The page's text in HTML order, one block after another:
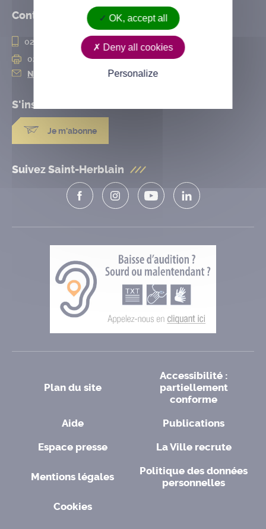
Contact
02 28 25 20 00
02 28 25 20 10
Nous contacter
S'inscrire à la
Je m'abonne
Suivez Saint-Herblain
Plan du site
Accessibilité :
partiellement
conforme
Aide
Publications
Espace presse
La Ville recrute
Mentions légales
Politique des données
personnelles
Cookies
OK, accept all
Deny all cookies
Personalize